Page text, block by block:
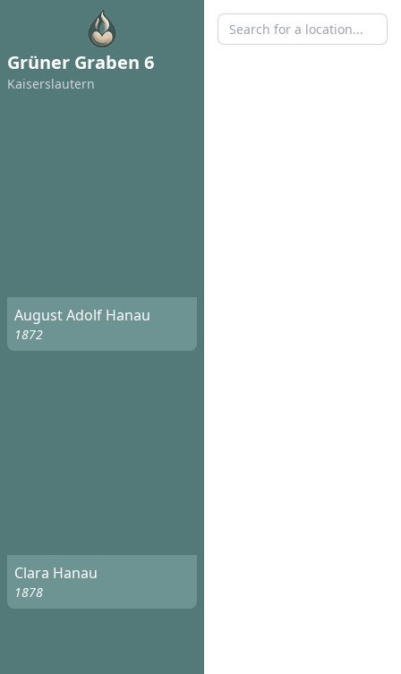
Grüner Graben 6
Kaisers­lautern
August Adolf Hanau
1872
Clara Hanau
1878